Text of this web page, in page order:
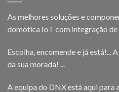
As melhores soluções e
domótica IoT com integração de
Escolha, encomende e já está!...
da sua morada! ...
A equipa do DNX está aqui para